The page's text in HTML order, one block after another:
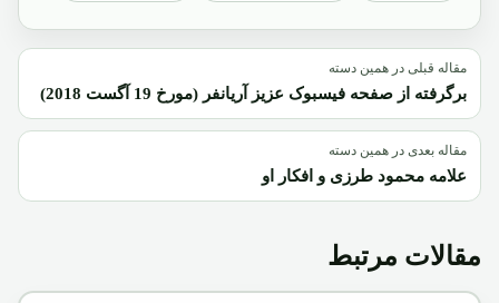
مقاله قبلی در همین دسته
برگرفته از صفحه فیسبوک عزیز آریانفر (مورخ 19 آگست 2018)
مقاله بعدی در همین دسته
علامه محمود طرزی و افکار او
مقالات مرتبط